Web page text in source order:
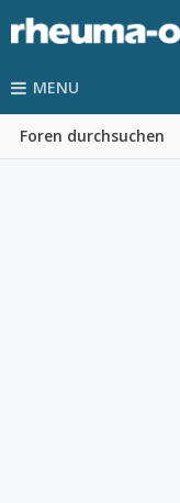
MENU
Foren durchsuchen